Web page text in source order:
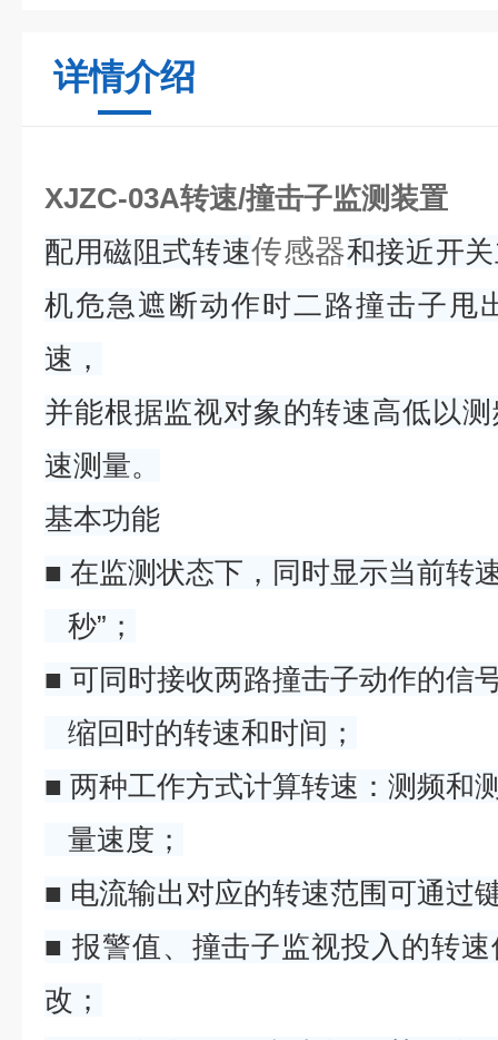
详情介绍
XJZC-03A转速/撞击子监测装置
配用磁阻式转速传感器和接近开
机危急遮断动作时二路撞击子甩
速，
并能根据监视对象的转速高低以
速测量。
基本功能
■ 在监测状态下，同时显示当前转
秒”；
■ 可同时接收两路撞击子动作的信
缩回时的转速和时间；
■ 两种工作方式计算转速：测频和
量速度；
■ 电流输出对应的转速范围可通过
■ 报警值、撞击子监视投入的转
改；